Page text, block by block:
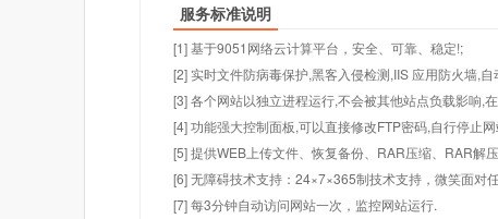
服务标准说明
[1] 基于9051网络云计算平台，安全、可靠、稳定!;
[2] 实时文件防病毒保护,黑客入侵检测,IIS 应用防火墙,
[3] 各个网站以独立进程运行,不会被其他站点负载影响,
[4] 功能强大控制面板,可以直接修改FTP密码,自行停止
[5] 提供WEB上传文件、恢复备份、RAR压缩、RAR解
[6] 无障碍技术支持：24×7×365制技术支持，微笑面对任
[7] 每3分钟自动访问网站一次，监控网站运行.